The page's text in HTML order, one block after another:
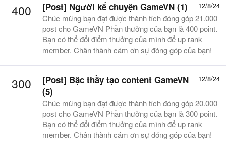
400 12/8/24
[Post] Người kể chuyện GameVN (1)
Chúc mừng bạn đạt được thành tích đóng góp 21.000
post cho GameVN Phần thưởng của bạn là 400 point.
Bạn có thể đổi điểm thưởng của mình để up rank
member. Chân thành cám ơn sự đóng góp của bạn!
300 12/8/24
[Post] Bậc thầy tạo content GameVN
(5)
Chúc mừng bạn đạt được thành tích đóng góp 20.000
post cho GameVN Phần thưởng của bạn là 300 point.
Bạn có thể đổi điểm thưởng của mình để up rank
member. Chân thành cám ơn sự đóng góp của bạn!